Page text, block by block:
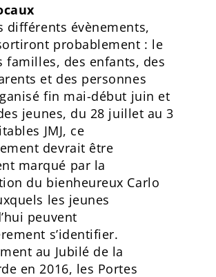
différents évènements,
probablement : le
familles, des enfants, des
et des personnes
fin mai-début juin et
jeunes, du 28 juillet au 3
JMJ, ce
devrait être
marqué par la
du bienheureux Carlo
les jeunes
peuvent
s’identifier.
au Jubilé de la
en 2016, les Portes